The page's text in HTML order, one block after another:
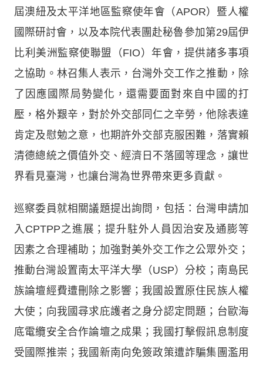
屆澳紐及太平洋地區監察使年會（APOR）暨人權
國際研討會，以及本院代表團赴秘魯參加第29屆伊
比利美洲監察使聯盟（FIO）年會，提供諸多事項
之協助。林召集人表示，台灣外交工作之推動，除
了因應國際局勢變化，還需要面對來自中國的打
壓，格外艱辛，對於外交部同仁之辛勞，他除表達
肯定及慰勉之意，也期許外交部克服困難，落實賴
清德總統之價值外交、經濟日不落國等理念，讓世
界看見臺灣，也讓台灣為世界帶來更多貢獻。
巡察委員就相關議題提出詢問，包括：台灣申請加
入CPTPP之進展；提升駐外人員因治安及通膨等
因素之合理補助；加強對美外交工作之公眾外交；
推動台灣設置南太平洋大學（USP）分校；南島民
族論壇經費遭刪除之影響；我國設置原住民族人權
大使；向我國尋求庇護者之身分認定問題；台歐海
底電纜安全合作論壇之成果；我國打擊假訊息制度
受國際推崇；我國新南向免簽政策遭詐騙集團濫用